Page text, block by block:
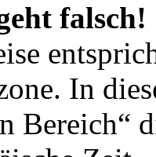
falsch!
In
Bereich“